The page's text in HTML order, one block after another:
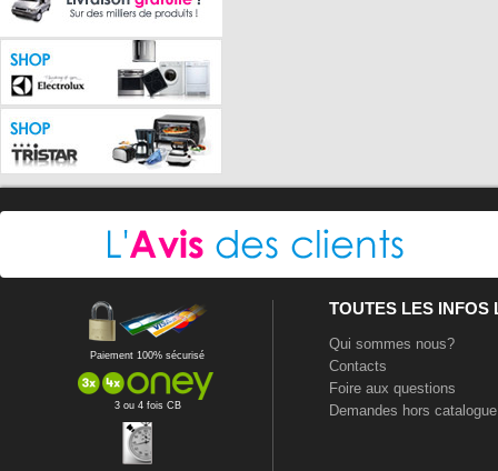
Paiement 100% sécurisé
3 ou 4 fois CB
TOUTES LES INFOS
Qui sommes nous?
Contacts
Foire aux questions
Demandes hors catalogue